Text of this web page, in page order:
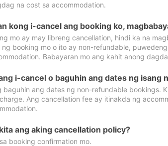
na cost sa accommodation.
kong i-cancel ang booking ko,
mo ay may libreng cancellation, hindi ka na
booking mo o ito ay non-refundable,
Babayaran mo ang kahit anong
i-cancel o baguhin ang dates ng isang
baguhin ang dates ng non-refundable bookings.
Ang cancellation fee ay itinakda ng
ang aking cancellation policy?
booking confirmation mo.